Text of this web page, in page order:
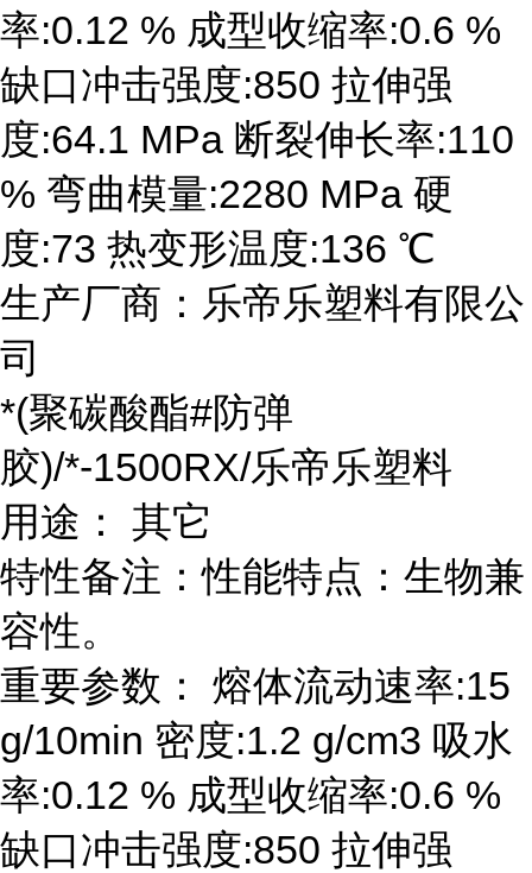
率:0.12 % 成型收缩率:0.6 %
缺口冲击强度:850 拉伸强
度:64.1 MPa 断裂伸长率:110
% 弯曲模量:2280 MPa 硬
度:73 热变形温度:136 ℃
生产厂商：乐帝乐塑料有限公
司
*(聚碳酸酯#防弹
胶)/*-1500RX/乐帝乐塑料
用途： 其它
特性备注：性能特点：生物兼
容性。
重要参数： 熔体流动速率:15
g/10min 密度:1.2 g/cm3 吸水
率:0.12 % 成型收缩率:0.6 %
缺口冲击强度:850 拉伸强